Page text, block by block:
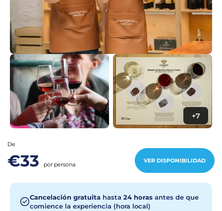
+7
De
€33 por persona
VER DISPONIBILIDAD
Cancelación gratuita hasta 24 horas antes de que
comience la experiencia (hora local)